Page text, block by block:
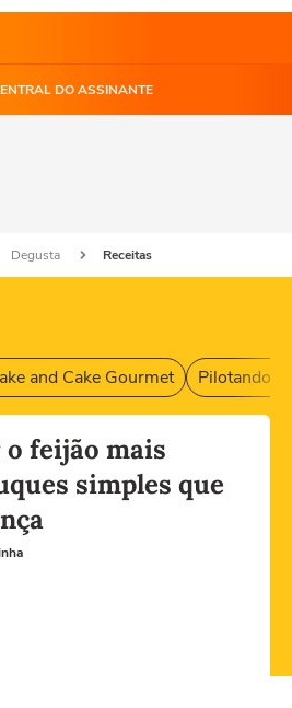
DO ASSINANTE
Degusta Receitas
and Cake Gourmet Pilotando
feijão mais
simples que